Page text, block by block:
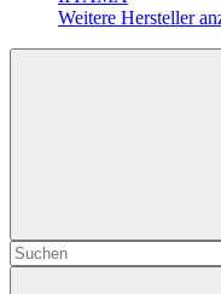
Weitere Hersteller